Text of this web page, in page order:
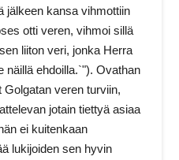
jälkeen kansa vihmottiin
otti veren, vihmoi sillä
liiton veri, jonka Herra
näillä ehdoilla.`"). Ovathan
veren turviin,
jotain tiettyä asiaa
ei kuitenkaan
lukijoiden sen hyvin